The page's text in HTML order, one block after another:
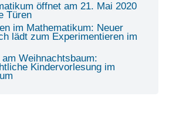
öffnet am 21. Mai 2020
Türen
im Mathematikum: Neuer
lädt zum Experimentieren im
Weihnachtsbaum:
Kindervorlesung im